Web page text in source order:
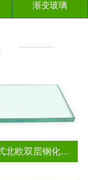
渐变玻璃
新中式北欧双层钢化夹胶